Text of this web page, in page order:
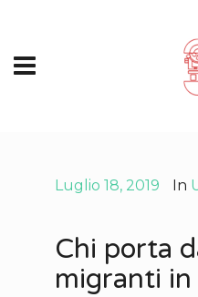
Luglio 18, 2019 In
Chi porta
migranti in